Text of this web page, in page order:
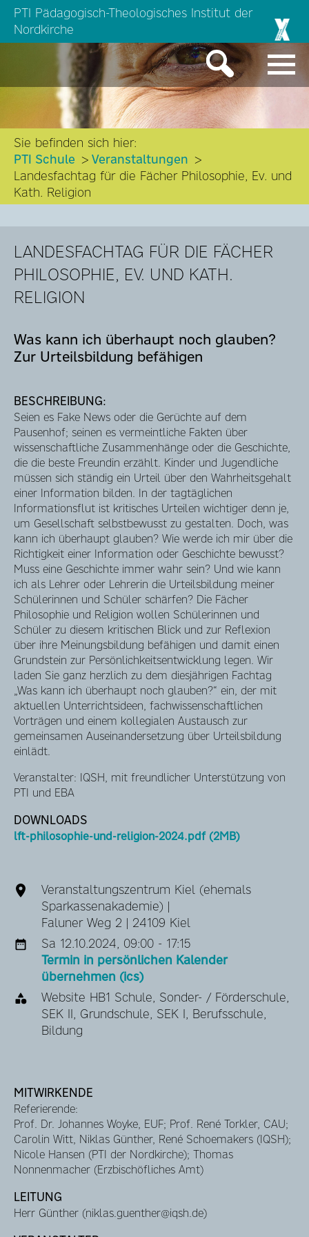
PTI Pädagogisch-Theologisches Institut der
Nordkirche
Sie befinden sich hier:
PTI Schule
Veranstaltungen
Landesfachtag für die Fächer Philosophie, Ev. und
Kath. Religion
LANDESFACHTAG FÜR DIE FÄCHER
PHILOSOPHIE, EV. UND KATH.
RELIGION
Was kann ich überhaupt noch glauben?
Zur Urteilsbildung befähigen
BESCHREIBUNG:
Seien es Fake News oder die Gerüchte auf dem
Pausenhof; seinen es vermeintliche Fakten über
wissenschaftliche Zusammenhänge oder die Geschichte,
die die beste Freundin erzählt. Kinder und Jugendliche
müssen sich ständig ein Urteil über den Wahrheitsgehalt
einer Information bilden. In der tagtäglichen
Informationsflut ist kritisches Urteilen wichtiger denn je,
um Gesellschaft selbstbewusst zu gestalten. Doch, was
kann ich überhaupt glauben? Wie werde ich mir über die
Richtigkeit einer Information oder Geschichte bewusst?
Muss eine Geschichte immer wahr sein? Und wie kann
ich als Lehrer oder Lehrerin die Urteilsbildung meiner
Schülerinnen und Schüler schärfen? Die Fächer
Philosophie und Religion wollen Schülerinnen und
Schüler zu diesem kritischen Blick und zur Reflexion
über ihre Meinungsbildung befähigen und damit einen
Grundstein zur Persönlichkeitsentwicklung legen. Wir
laden Sie ganz herzlich zu dem diesjährigen Fachtag
„Was kann ich überhaupt noch glauben?“ ein, der mit
aktuellen Unterrichtsideen, fachwissenschaftlichen
Vorträgen und einem kollegialen Austausch zur
gemeinsamen Auseinandersetzung über Urteilsbildung
einlädt.
Veranstalter: IQSH, mit freundlicher Unterstützung von
PTI und EBA
DOWNLOADS
lft-philosophie-und-religion-2024.pdf (2MB)
Veranstaltungszentrum Kiel (ehemals
Sparkassenakademie) |
Faluner Weg 2 | 24109 Kiel
Sa 12.10.2024, 09:00 - 17:15
Termin in persönlichen Kalender
übernehmen (ics)
Website HB1 Schule, Sonder- / Förderschule,
SEK II, Grundschule, SEK I, Berufsschule,
Bildung
MITWIRKENDE
Referierende:
Prof. Dr. Johannes Woyke, EUF; Prof. René Torkler, CAU;
Carolin Witt, Niklas Günther, René Schoemakers (IQSH);
Nicole Hansen (PTI der Nordkirche); Thomas
Nonnenmacher (Erzbischöfliches Amt)
LEITUNG
Herr Günther (niklas.guenther@iqsh.de)